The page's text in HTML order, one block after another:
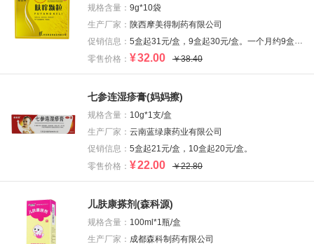
规格含量： 9g*10袋
生产厂家： 陕西摩美得制药有限公司
促销信息： 5盒起31元/盒，9盒起30元/盒。一个月约9盒用量。
零售价格： ¥32.00 ￥38.40
七参连湿疹膏(妈妈擦)
规格含量： 10g*1支/盒
生产厂家： 云南蓝绿康药业有限公司
促销信息： 5盒起21元/盒，10盒起20元/盒。
零售价格： ¥22.00 ￥22.80
儿肤康搽剂(森科源)
规格含量： 100ml*1瓶/盒
生产厂家： 成都森科制药有限公司